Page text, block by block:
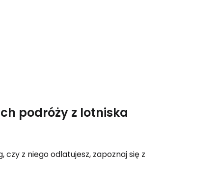
podróży z lotniska
z niego odlatujesz, zapoznaj się z